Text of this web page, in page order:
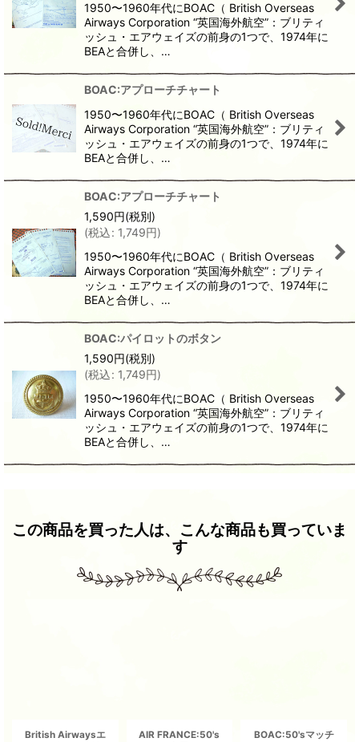
1950〜1960年代にBOAC（ British Overseas
Airways Corporation “英国海外航空”：ブリティ
ッシュ・エアウェイズの前身の1つで、1974年に
BEAと合併し、…
BOAC:アプローチチャート
1950〜1960年代にBOAC（ British Overseas
Airways Corporation “英国海外航空”：ブリティ
ッシュ・エアウェイズの前身の1つで、1974年に
BEAと合併し、…
BOAC:アプローチチャート
1,590円(税別)
(税込: 1,749円)
1950〜1960年代にBOAC（ British Overseas
Airways Corporation “英国海外航空”：ブリティ
ッシュ・エアウェイズの前身の1つで、1974年に
BEAと合併し、…
BOAC:パイロットのボタン
1,590円(税別)
(税込: 1,749円)
1950〜1960年代にBOAC（ British Overseas
Airways Corporation “英国海外航空”：ブリティ
ッシュ・エアウェイズの前身の1つで、1974年に
BEAと合併し、…
この商品を買った人は、こんな商品も買っていま
す
British Airwaysエ
AIR FRANCE:50's
BOAC:50'sマッチ